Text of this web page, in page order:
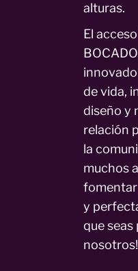
alturas.
El
de vida,
diseño y
relación
la
muchos
y
que seas
nosotros!